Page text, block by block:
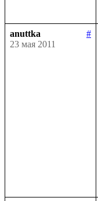
anuttka
#
23 мая 2011